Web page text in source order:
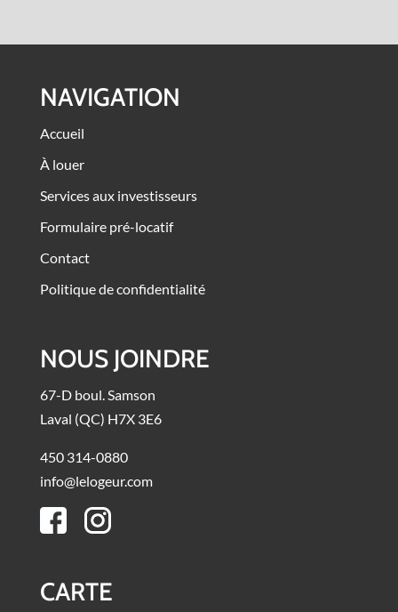
NAVIGATION
Accueil
À louer
Services aux investisseurs
Formulaire pré-locatif
Contact
Politique de confidentialité
NOUS JOINDRE
67-D boul. Samson
Laval (QC) H7X 3E6
450 314-0880
info@lelogeur.com
CARTE